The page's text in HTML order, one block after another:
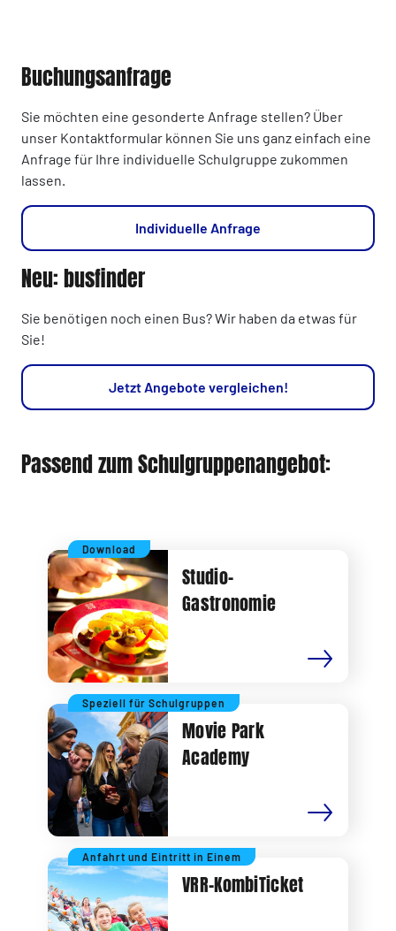
Buchungsanfrage
Sie möchten eine gesonderte Anfrage stellen? Über
unser Kontaktformular können Sie uns ganz einfach eine
Anfrage für Ihre individuelle Schulgruppe zukommen
lassen.
Individuelle Anfrage
Neu: busfinder
Sie benötigen noch einen Bus? Wir haben da etwas für
Sie!
Jetzt Angebote vergleichen!
Passend zum Schulgruppenangebot:
Download
Studio-
Gastronomie
Speziell für Schulgruppen
Movie Park
Academy
Anfahrt und Eintritt in Einem
VRR-KombiTicket